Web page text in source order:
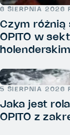
6 SIERPNIA 2026
Czym różnią
OPITO w
5 SIERPNIA 2026
Jaka jest
OPITO z